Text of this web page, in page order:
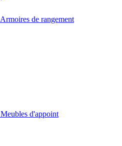
Armoires de rangement
Meubles d'appoint